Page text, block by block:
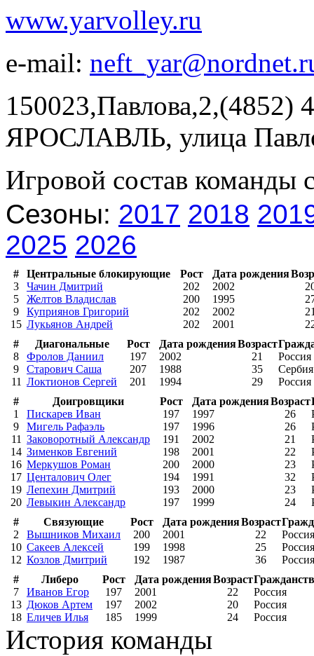
www.yarvolley.ru
e-mail:
ЯРОСЛАВЛЬ, улица
Игровой состав команды
Сезоны: 2017 2018
2025 2026
# Центральные блокирующие Рост Дата рождения
3
Чачин Дмитрий 202 2002
5
Желтов Владислав 200 1995
9
Куприянов Григорий 202 2002
15 Лукьянов Андрей 202 2001
#
Диагональные Рост Дата рожденияВозраст
8
Фролов Даниил 197 2002 21
Россия
9
Старович Саша 207 1988 35
Сербия
11 Локтионов Сергей 201 1994 29
Россия
#
Доигровщики Рост Дата рожденияВозраст
1
Пискарев Иван 197 1997 26
9
Мигель Рафаэль 197 1996 26
11 Заковоротный Александр 191 2002 21
14 Зименков Евгений 198 2001 22
16 Меркушов Роман 200 2000 23
17 Центалович Олег 194 1991 32
19 Лепехин Дмитрий 193 2000 23
20 Левыкин Александр 197 1999 24
#
Связующие Рост Дата рожденияВозраст
2
Вышников Михаил 200 2001 22
Россия
10 Сакеев Алексей 199 1998 25
Россия
12 Козлов Дмитрий 192 1987 36
Россия
#
Либеро Рост Дата рожденияВозраст
7
Иванов Егор 197 2001 22
Россия
13 Дюков Артем 197 2002 20
Россия
18 Еличев Илья 185 1999 24 Россия
История команды